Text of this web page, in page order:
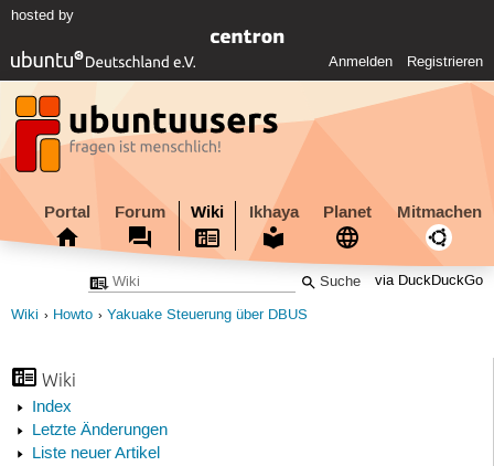
hosted by
Anmelden Registrieren
Portal Forum Wiki Ikhaya Planet Mitmachen
via DuckDuckGo
Wiki Howto Yakuake Steuerung über DBUS
Wiki
Index
Letzte Änderungen
Liste neuer Artikel